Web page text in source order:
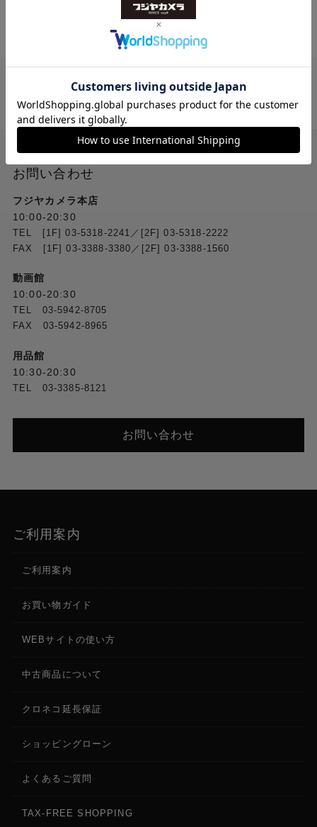
（税込） 以上 から 送料無料
お問い合わせ
フジヤカメラ本店
10:00-20:30
TEL [1F] 03-5318-2241／[2F] 03-5318-2222
FAX [1F] 03-3388-3380／[2F] 03-3388-1560
動画館
10:00-20:30
TEL 03-5942-8705
FAX 03-5942-8965
用品館
10:30-20:30
TEL 03-3385-8121
お問い合わせ
ご利用案内
ご利用案内
お買い物ガイド
WEBサイトの使い方
中古商品について
クロネコ延長保証
ショッピングローン
よくあるご質問
TAX-FREE SHOPPING